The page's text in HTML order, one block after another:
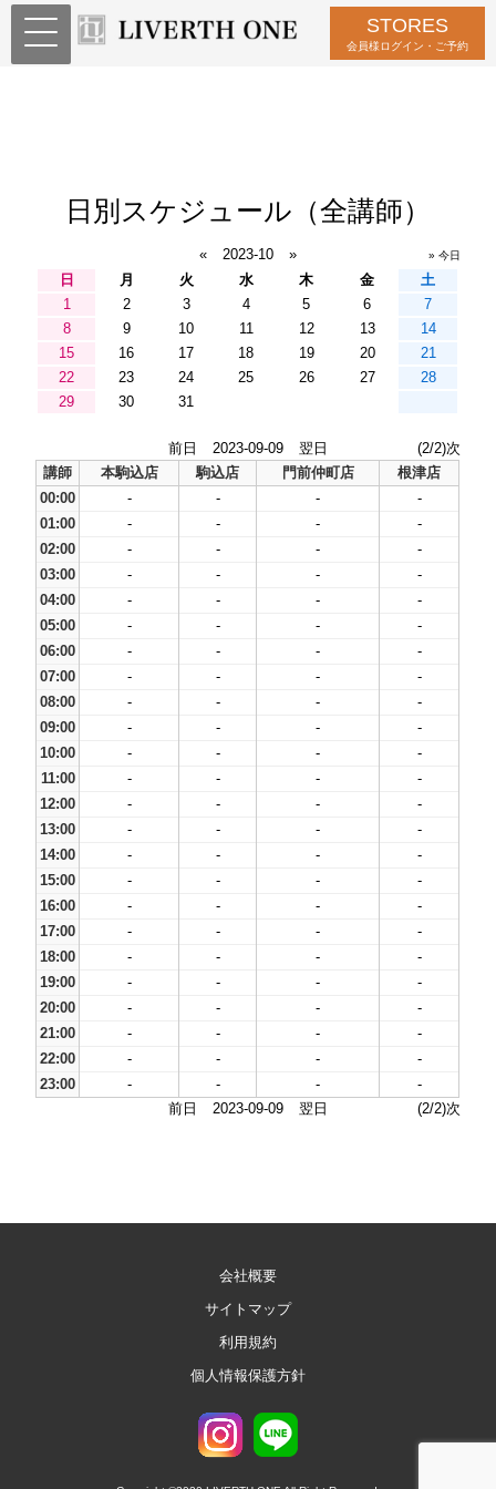
STORES
会員様ログイン・ご予約
日別スケジュール（全講師）
« 2023-10 » » 今日
日 月 火 水 木 金
土
1
2 3 4 5 6
7
8
9 10 11 12 13
14
15
16 17 18 19 20
21
22
23 24 25 26 27
28
29
30 31
前日 2023-09-09 翌日
(2/2)次
講師
本駒込店 駒込店 門前仲町店
根津店
00:00
- - -
-
01:00
- - -
-
02:00
- - -
-
03:00
- - -
-
04:00
- - -
-
05:00
- - -
-
06:00
- - -
-
07:00
- - -
-
08:00
- - -
-
09:00
- - -
-
10:00
- - -
-
11:00
- - -
-
12:00
- - -
-
13:00
- - -
-
14:00
- - -
-
15:00
- - -
-
16:00
- - -
-
17:00
- - -
-
18:00
- - -
-
19:00
- - -
-
20:00
- - -
-
21:00
- - -
-
22:00
- - -
-
23:00
- - -
-
前日
2023-09-09 翌日 (2/2)次
会社概要
サイトマップ
利用規約
個人情報保護方針